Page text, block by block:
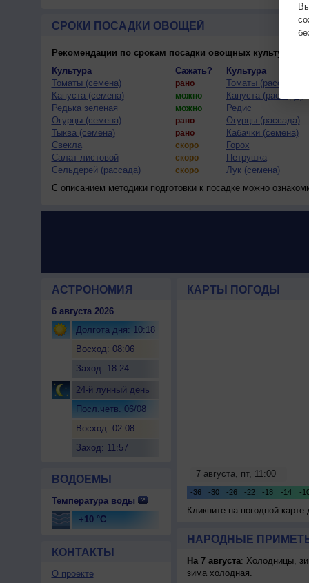
СРОКИ ПОСАДКИ ОВОЩЕЙ
Рекомендации по срокам посадки овощных культур
Культура
Сажать? Культура
Томаты (семена)
рано Томаты (рассада)
Капуста (семена) можно Капуста (рассада)
Редька зеленая можно Редис
Огурцы (семена) рано Огурцы (рассада)
Тыква (семена) рано Кабачки (семена)
Свекла скоро Горох
Салат листовой скоро Петрушка
Сельдерей (рассада) скоро Лук (семена)
С описанием методики подготовки к посадке можно
АСТРОНОМИЯ
6 августа 2026
Долгота дня: 10:18
Восход: 08:06
Заход: 18:24
24-й лунный день
Посл.четв. 06/08
Восход: 02:08
Заход: 11:57
ВОДОЕМЫ
Температура воды
+10 °C
КОНТАКТЫ
О проекте
КАРТЫ ПОГОДЫ
Кликните на погодной
НАРОДНЫЕ
На 7 августа: Холодницы,
зима холодная.